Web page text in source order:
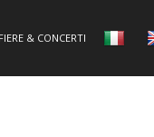
FIERE & CONCERTI